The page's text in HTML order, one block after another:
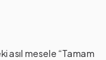
asıl mesele “Tamam